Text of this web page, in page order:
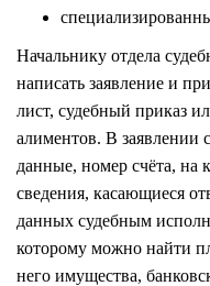
Начальнику отдела
написать заявление и
лист, судебный приказ
алиментов. В заявлении
данные, номер счёта, на
сведения, касающиеся
данных судебным
которому можно найти
него имущества,